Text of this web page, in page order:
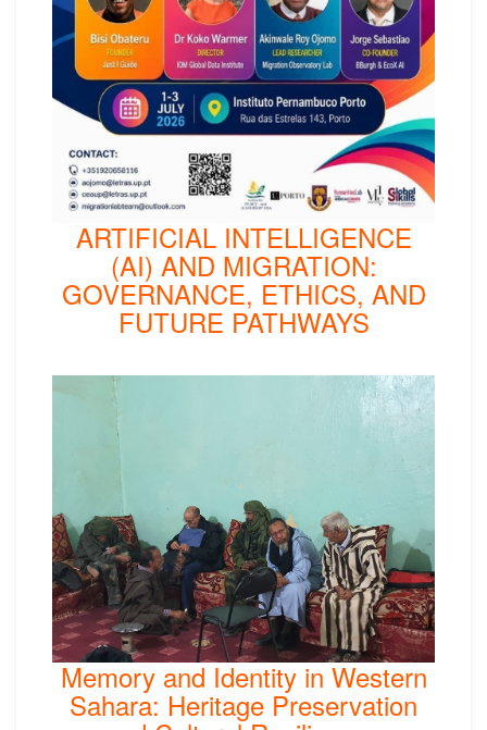
ARTIFICIAL INTELLIGENCE
(AI) AND MIGRATION:
GOVERNANCE, ETHICS, AND
FUTURE PATHWAYS
Memory and Identity in Western
Sahara: Heritage Preservation